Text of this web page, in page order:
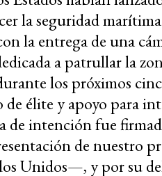
la seguridad
la entrega de una
a patrullar la
los próximos
élite y apoyo para
de intención fue
de nuestro
Unidos—, y por su